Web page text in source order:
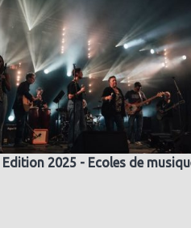
Edition 2025 - Ecoles de